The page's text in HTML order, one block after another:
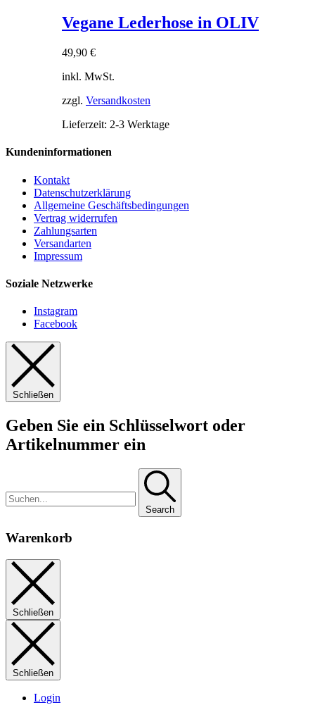
weist
mehrere
auf
der
Produktseite
Vegane Lederhose in OLIV
49,90 €
inkl. MwSt.
zzgl. Versandkosten
Lieferzeit: 2-3 Werktage
Kundeninformationen
Kontakt
Datenschutzerklärung
Allgemeine Geschäftsbedingungen
Vertrag widerrufen
Zahlungsarten
Versandarten
Impressum
Soziale Netzwerke
Instagram
Facebook
Schließen
Geben Sie ein Schlüsselwort oder
Artikelnummer ein
Search
Warenkorb
Schließen
Schließen
Login